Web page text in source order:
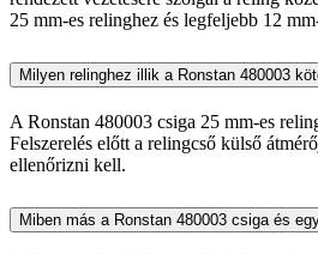
25 mm-es relinghez és legfeljebb 12
Milyen relinghez illik a Ronstan 480003
A Ronstan 480003 csiga 25 mm-es
Felszerelés előtt a relingcső külső
ellenőrizni kell.
Miben más a Ronstan 480003 csiga és